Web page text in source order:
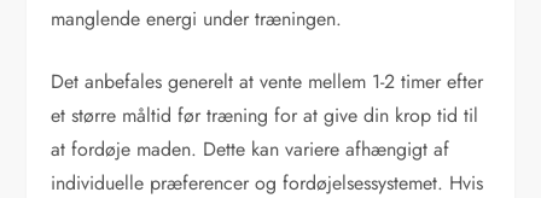
manglende energi under træningen.
Det anbefales generelt at vente mellem 1-2 timer efter
et større måltid før træning for at give din krop tid til
at fordøje maden. Dette kan variere afhængigt af
individuelle præferencer og fordøjelsessystemet. Hvis